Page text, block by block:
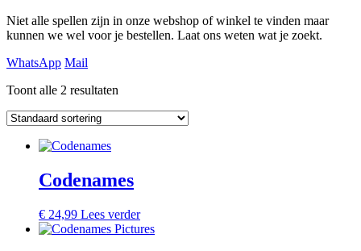
Niet alle spellen zijn in onze webshop of winkel te vinden maar
kunnen we wel voor je bestellen. Laat ons weten wat je zoekt.
WhatsApp Mail
Toont alle 2 resultaten
Codenames
€ 24,99 Lees verder